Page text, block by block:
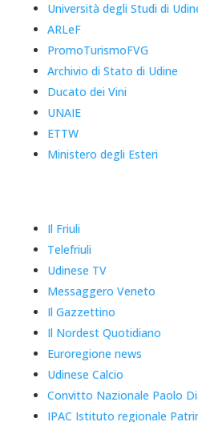
Università degli Studi di
ARLeF
PromoTurismoFVG
Archivio di Stato di Udine
Ducato dei Vini
UNAIE
ETTW
Ministero degli Esteri
Il Friuli
Telefriuli
Udinese TV
Messaggero Veneto
Il Gazzettino
Il Nordest Quotidiano
Euroregione news
Udinese Calcio
Convitto Nazionale Paolo
IPAC Istituto regionale